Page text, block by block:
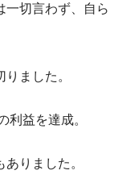
一切言わず、自ら
ました。
利益を達成。
りました。